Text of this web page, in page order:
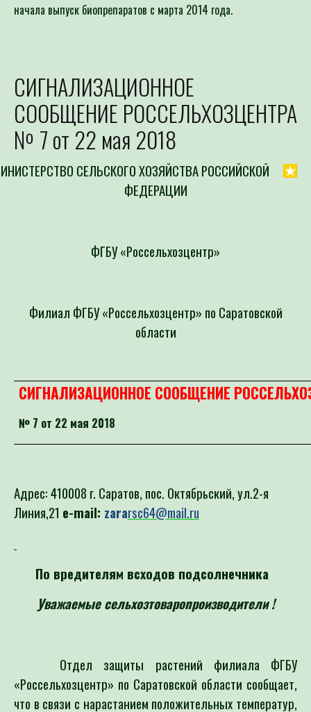
СИГНАЛИЗАЦИОННОЕ
СООБЩЕНИЕ РОССЕЛЬХОЗЦЕНТРА
№ 7 от 22 мая 2018
СЕЛЬСКОГО ХОЗЯЙСТВА РОССИЙСКОЙ
ФЕДЕРАЦИИ
ФГБУ «Россельхозцентр»
Филиал ФГБУ «Россельхозцентр» по Саратовской
области
СИГНАЛИЗАЦИОННОЕ СООБЩЕНИЕ
№ 7 от 22 мая 2018
Адрес: 410008 г. Саратов, пос. Октябрьский, ул.2-я
Линия,21 e-mail: zararsc64@mail.ru
По вредителям всходов подсолнечника
Уважаемые сельхозтоваропроизводители !
Отдел защиты растений филиала ФГБУ
«Россельхозцентр» по Саратовской области сообщает,
что в связи с нарастанием положительных температур,